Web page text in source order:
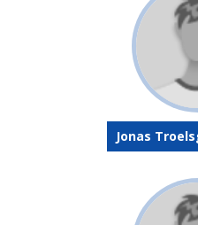
Jonas